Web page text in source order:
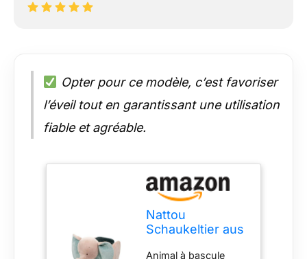
Opter pour ce modèle, c’est favoriser
l’éveil tout en garantissant une utilisation
fiable et agréable.
Nattou
Schaukeltier aus
Animal à bascule